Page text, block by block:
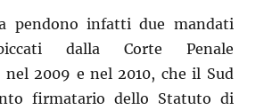
pendono infatti due mandati
dalla Corte Penale
2009 e nel 2010, che il Sud
firmatario dello Statuto di